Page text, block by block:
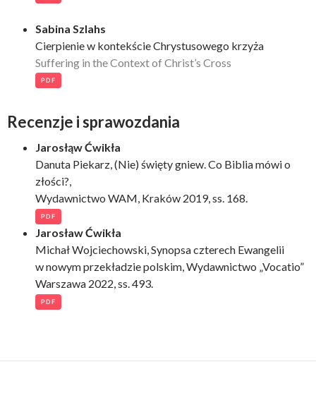
Sabina Szlahs
Cierpienie w kontekście Chrystusowego krzyża
Suffering in the Context of Christ’s Cross
PDF
Recenzje i sprawozdania
Jarosłąw Ćwikła
Danuta Piekarz, (Nie) święty gniew. Co Biblia mówi o
złości?,
Wydawnictwo WAM, Kraków 2019, ss. 168.
PDF
Jarosław Ćwikła
Michał Wojciechowski, Synopsa czterech Ewangelii
w nowym przekładzie polskim, Wydawnictwo „Vocatio”
Warszawa 2022, ss. 493.
PDF